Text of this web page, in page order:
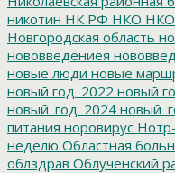
никотин НК РФ НКО
Новгородская область
нововведениея
новые люди новые
новый год_2022 новый
новый_год_2024
питания норовирус
неделю Областная
облздрав Облученский